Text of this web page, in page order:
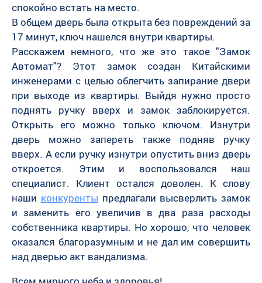
спокойно встать на место.
В общем дверь была открыта без повреждений за
17 минут, ключ нашелся внутри квартиры.
Расскажем немного, что же это такое "Замок
Автомат"? Этот замок создан Китайскими
инженерами с целью облегчить запирание двери
при выходе из квартиры. Выйдя нужно просто
поднять ручку вверх и замок заблокируется.
Открыть его можно только ключом. Изнутри
дверь можно запереть также подняв ручку
вверх. А если ручку изнутри опустить вниз дверь
откроется. Этим и воспользовался наш
специалист. Клиент остался доволен. К слову
наши конкуренты предлагали высверлить замок
и заменить его увеличив в два раза расходы
собственника квартиры. Но хорошо, что человек
оказался благоразумным и не дал им совершить
над дверью акт вандализма.